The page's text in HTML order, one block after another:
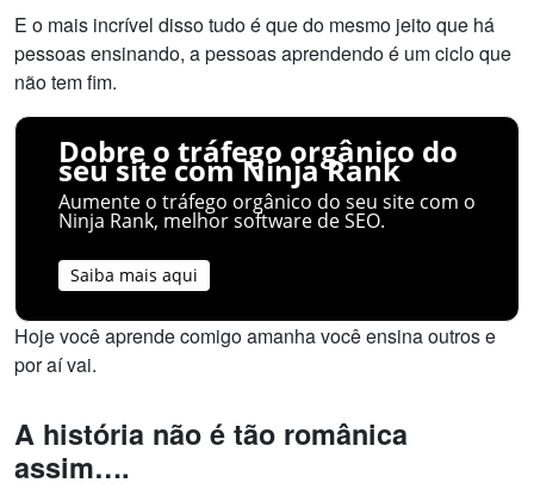
E o mais incrível disso tudo é que do mesmo jeito que há
pessoas ensinando, a pessoas aprendendo é um ciclo que
não tem fim.
Dobre o tráfego orgânico do
seu site com Ninja Rank
Aumente o tráfego orgânico do seu site com o
Ninja Rank, melhor software de SEO.
Saiba mais aqui
Hoje você aprende comigo amanha você ensina outros e
por aí vai.
A história não é tão românica
assim….